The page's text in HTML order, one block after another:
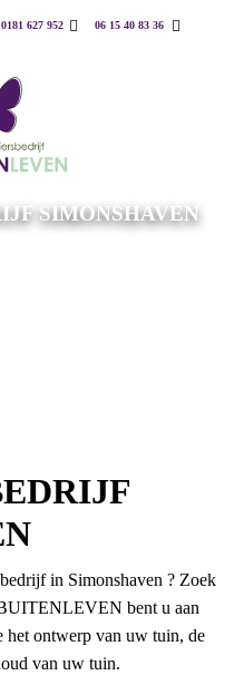
0181 627 952 06 15 40 83 36
SIMONSHAVEN
in Simonshaven ? Zoek
bent u aan
het ontwerp van uw tuin, de
van uw tuin.